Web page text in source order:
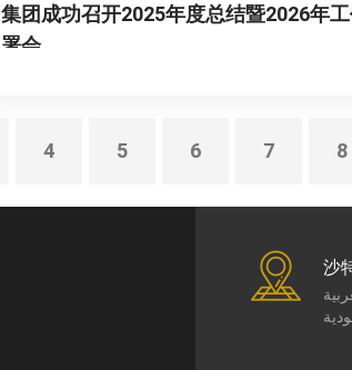
集团成功召开2025年度总结暨2026年工
署会
4 5 6 7 8
沙
المملكة العربية